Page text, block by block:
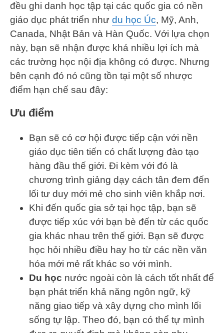
đều ghi danh học tập tại các quốc gia có nền
giáo dục phát triển như du học Úc, Mỹ, Anh,
Canada, Nhật Bản và Hàn Quốc. Với lựa chọn
này, bạn sẽ nhận được khá nhiều lợi ích mà
các trường học nội địa không có được. Nhưng
bên cạnh đó nó cũng tồn tại một số nhược
điểm hạn chế sau đây:
Ưu điểm
Bạn sẽ có cơ hội được tiếp cận với nền
giáo dục tiên tiến có chất lượng đào tạo
hàng đầu thế giới. Đi kèm với đó là
chương trình giảng dạy cách tân đem đến
lối tư duy mới mẻ cho sinh viên khắp nơi.
Khi đến quốc gia sở tại học tập, bạn sẽ
được tiếp xúc với bạn bè đến từ các quốc
gia khác nhau trên thế giới. Bạn sẽ được
học hỏi nhiều điều hay ho từ các nền văn
hóa mới mẻ rất khác so với mình.
Du học nước ngoài còn là cách tốt nhất để
bạn phát triển khả năng ngôn ngữ, kỹ
năng giao tiếp và xây dựng cho mình lối
sống tự lập. Theo đó, bạn có thể tự mình